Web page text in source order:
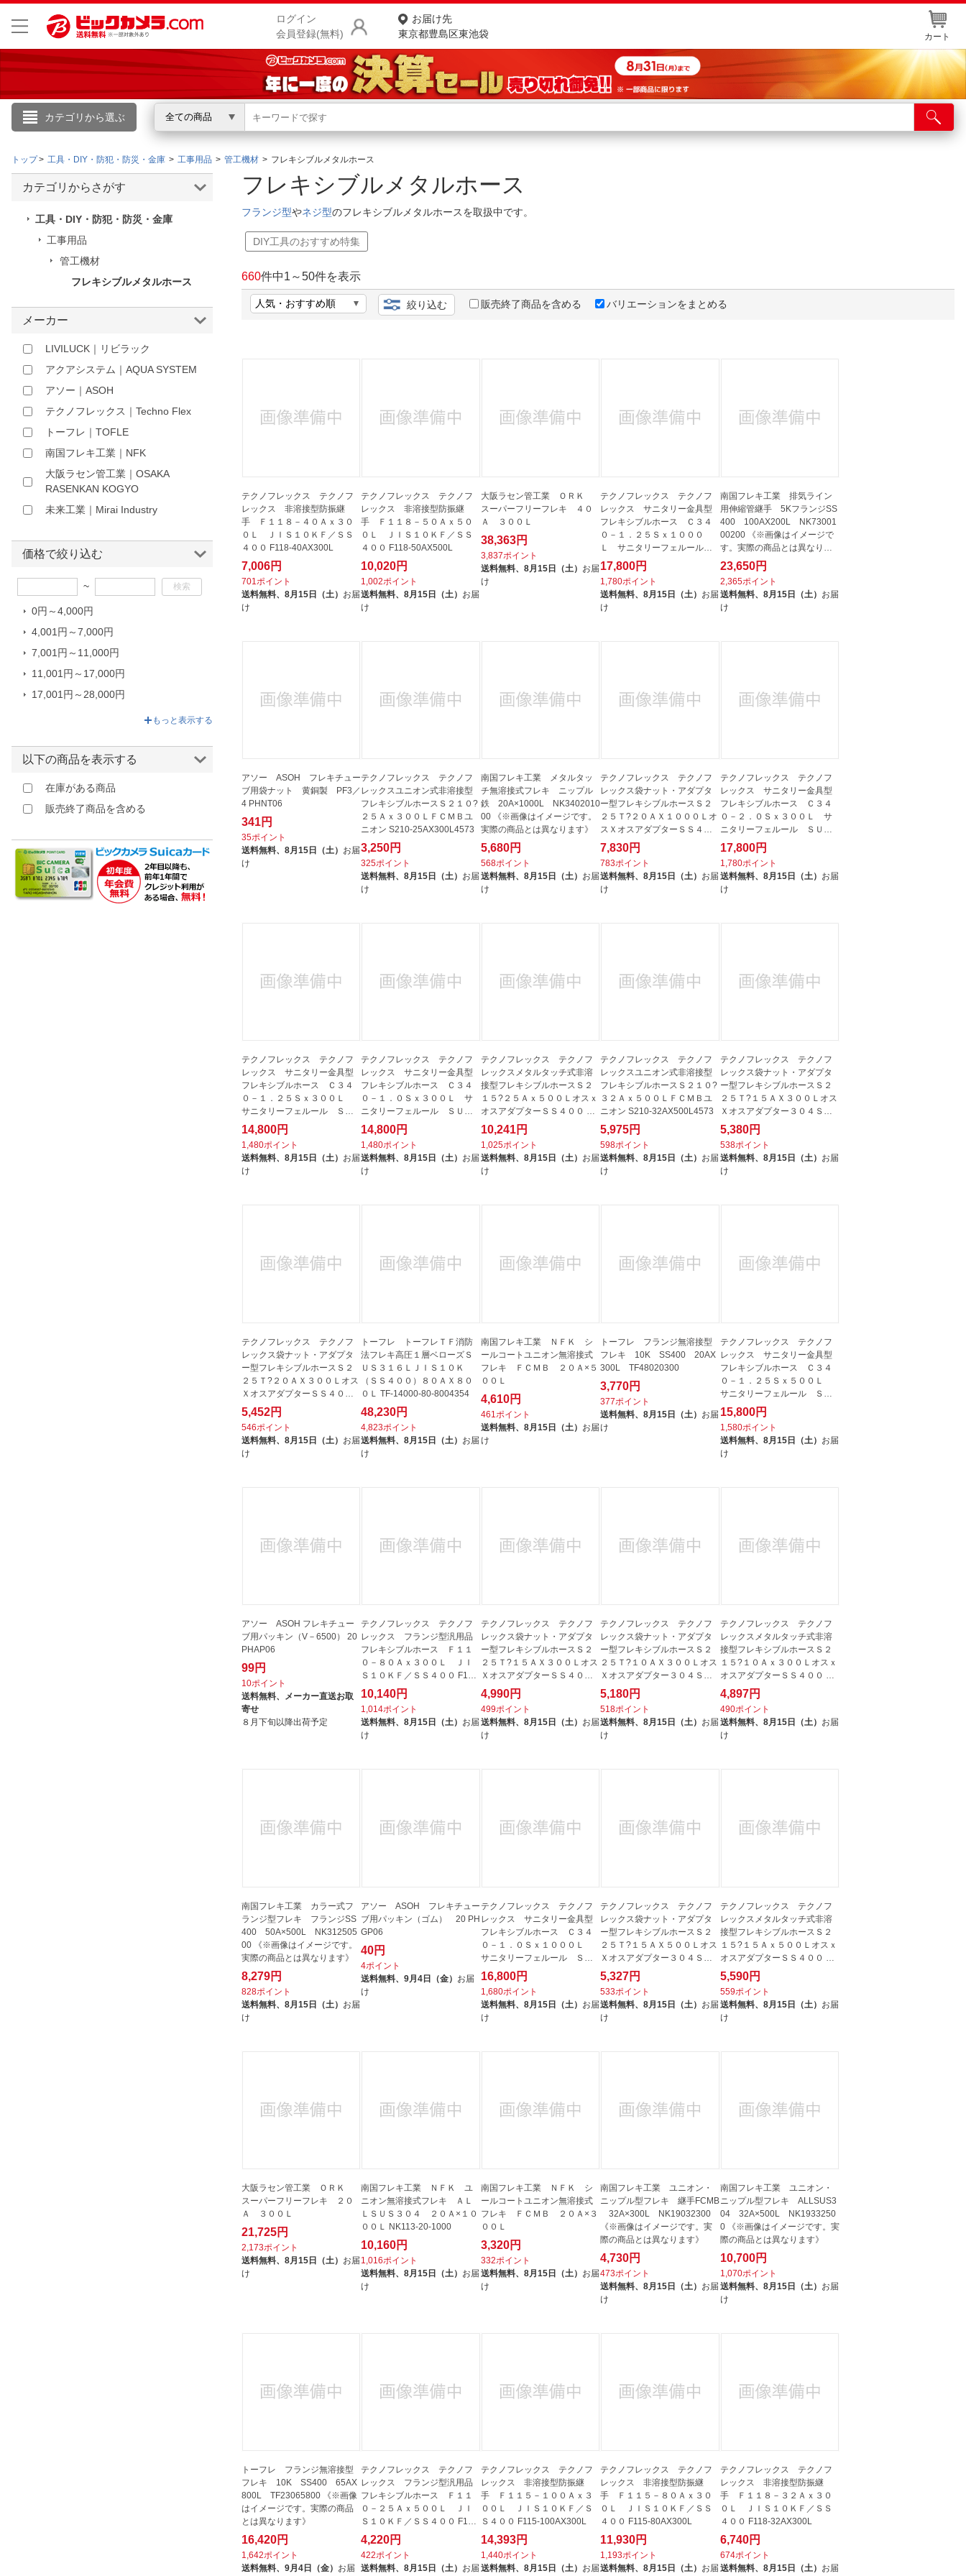
ログイン
会員登録(無料)
お届け先
東京都豊島区東池袋
カート
カテゴリから選ぶ 全ての商品
こんにちは
ログイン
お買いもの履歴
閲覧履歴
お知らせ
カテゴリ一覧からさがす
ご利用ガイド
トップ 工具・DIY・防犯・防災・金庫 工事用品 管工機材 フレキシブルメタルホース
フレキシブルメタルホース
フランジ型やネジ型のフレキシブルメタルホースを取扱中です。
DIY工具のおすすめ特集
660件中1 ～50件を表示
絞り込む 販売終了商品を含める バリエーションをまとめる
テクノフレックス テクノフ
レックス 非溶接型防振継
手 Ｆ１１８－４０Ａｘ３０
０Ｌ ＪＩＳ１０ＫＦ／ＳＳ
４００ F118-40AX300L
7,006円
701ポイント
送料無料、 8月15日（土） お届
け
テクノフレックス テクノフ
レックス 非溶接型防振継
手 Ｆ１１８－５０Ａｘ５０
０Ｌ ＪＩＳ１０ＫＦ／ＳＳ
４００ F118-50AX500L
10,020円
1,002ポイント
送料無料、8月15日（土） お届
け
大阪ラセン管工業 ＯＲＫ
スーパーフリーフレキ ４０
Ａ ３００Ｌ
38,363円
3,837ポイント
送料無料、 8月15日（土） お届
け
テクノフレックス テクノフ
レックス サニタリー金具型
フレキシブルホース Ｃ３４
０－１．２５Ｓｘ１０００
Ｌ サニタリーフェルール
ＳＵＳ３０...
17,800円
1,780ポイント
送料無料、8月15日（土） お届
け
南国フレキ工業 排気ライン
用伸縮管継手 5KフランジSS
400 100AX200L NK73001
00200 《※画像はイメージで
す。実際の商品とは異なりま
す》
23,650円
2,365ポイント
送料無料、 8月15日（土） お届
け
アソー ASOH フレキチュー
ブ用袋ナット 黄銅製 PF3／
4 PHNT06
341円
35ポイント
送料無料、 8月15日（土） お届
け
テクノフレックス テクノフ
レックスユニオン式非溶接型
フレキシブルホースＳ２１０?
２５Ａｘ３００ＬＦＣＭＢユ
ニオン S210-25AX300L4573
3,250円
325ポイント
送料無料、8月15日（土） お届
け
南国フレキ工業 メタルタッ
チ無溶接式フレキ ニップル
鉄 20A×1000L NK3402010
00 《※画像はイメージです。
実際の商品とは異なります》
5,680円
568ポイント
送料無料、 8月15日（土） お届
け
テクノフレックス テクノフ
レックス袋ナット・アダプタ
ー型フレキシブルホースＳ２
２５Ｔ?２０ＡＸ１０００Ｌオ
スＸオスアダプターＳＳ４０
０ S225...
7,830円
783ポイント
送料無料、8月15日（土） お届
け
テクノフレックス テクノフ
レックス サニタリー金具型
フレキシブルホース Ｃ３４
０－２．０Ｓｘ３００Ｌ サ
ニタリーフェルール ＳＵＳ
３０４ C...
17,800円
1,780ポイント
送料無料、 8月15日（土） お届
け
テクノフレックス テクノフ
レックス サニタリー金具型
フレキシブルホース Ｃ３４
０－１．２５Ｓｘ３００Ｌ
サニタリーフェルール ＳＵ
Ｓ３０４...
14,800円
1,480ポイント
送料無料、 8月15日（土） お届
け
テクノフレックス テクノフ
レックス サニタリー金具型
フレキシブルホース Ｃ３４
０－１．０Ｓｘ３００Ｌ サ
ニタリーフェルール ＳＵＳ
３０４ C...
14,800円
1,480ポイント
送料無料、8月15日（土） お届
け
テクノフレックス テクノフ
レックスメタルタッチ式非溶
接型フレキシブルホースＳ２
１５?２５Ａｘ５００Ｌオスｘ
オスアダプターＳＳ４００ S2
15-25A...
10,241円
1,025ポイント
送料無料、 8月15日（土） お届
け
テクノフレックス テクノフ
レックスユニオン式非溶接型
フレキシブルホースＳ２１０?
３２Ａｘ５００ＬＦＣＭＢユ
ニオン S210-32AX500L4573
5,975円
598ポイント
送料無料、8月15日（土） お届
け
テクノフレックス テクノフ
レックス袋ナット・アダプタ
ー型フレキシブルホースＳ２
２５Ｔ?１５ＡＸ３００Ｌオス
Ｘオスアダプター３０４ＳＳ
S225T-...
5,380円
538ポイント
送料無料、 8月15日（土） お届
け
テクノフレックス テクノフ
レックス袋ナット・アダプタ
ー型フレキシブルホースＳ２
２５Ｔ?２０ＡＸ３００Ｌオス
ＸオスアダプターＳＳ４００
S225T-...
5,452円
546ポイント
送料無料、 8月15日（土） お届
け
トーフレ トーフレＴＦ消防
法フレキ高圧１層ベローズＳ
ＵＳ３１６ＬＪＩＳ１０Ｋ
（ＳＳ４００）８０ＡＸ８０
０Ｌ TF-14000-80-8004354
48,230円
4,823ポイント
送料無料、8月15日（土） お届
け
南国フレキ工業 ＮＦＫ シ
ールコートユニオン無溶接式
フレキ ＦＣＭＢ ２０Ａ×５
００Ｌ
4,610円
461ポイント
送料無料、 8月15日（土） お届
け
トーフレ フランジ無溶接型
フレキ 10K SS400 20AX
300L TF48020300
3,770円
377ポイント
送料無料、8月15日（土） お届
け
テクノフレックス テクノフ
レックス サニタリー金具型
フレキシブルホース Ｃ３４
０－１．２５Ｓｘ５００Ｌ
サニタリーフェルール ＳＵ
Ｓ３０４...
15,800円
1,580ポイント
送料無料、 8月15日（土） お届
け
アソー ASOH フレキチュー
ブ用パッキン（V－6500） 20
PHAP06
99円
10ポイント
送料無料、 メーカー直送お取
寄せ
８月下旬以降出荷予定
テクノフレックス テクノフ
レックス フランジ型汎用品
フレキシブルホース Ｆ１１
０－８０Ａｘ３００Ｌ ＪＩ
Ｓ１０ＫＦ／ＳＳ４００ F110-
80AX300L
10,140円
1,014ポイント
送料無料、8月15日（土） お届
け
テクノフレックス テクノフ
レックス袋ナット・アダプタ
ー型フレキシブルホースＳ２
２５Ｔ?１５ＡＸ３００Ｌオス
ＸオスアダプターＳＳ４００
S225T-...
4,990円
499ポイント
送料無料、 8月15日（土） お届
け
テクノフレックス テクノフ
レックス袋ナット・アダプタ
ー型フレキシブルホースＳ２
２５Ｔ?１０ＡＸ３００Ｌオス
Ｘオスアダプター３０４ＳＳ
S225T-...
5,180円
518ポイント
送料無料、8月15日（土） お届
け
テクノフレックス テクノフ
レックスメタルタッチ式非溶
接型フレキシブルホースＳ２
１５?１０Ａｘ３００Ｌオスｘ
オスアダプターＳＳ４００ S2
15-10A...
4,897円
490ポイント
送料無料、 8月15日（土） お届
け
南国フレキ工業 カラー式フ
ランジ型フレキ フランジSS
400 50A×500L NK312505
00 《※画像はイメージです。
実際の商品とは異なります》
8,279円
828ポイント
送料無料、 8月15日（土） お届
け
アソー ASOH フレキチュー
ブ用パッキン（ゴム） 20 PH
GP06
40円
4ポイント
送料無料、9月4日（金） お届
け
テクノフレックス テクノフ
レックス サニタリー金具型
フレキシブルホース Ｃ３４
０－１．０Ｓｘ１０００Ｌ
サニタリーフェルール ＳＵ
Ｓ３０４...
16,800円
1,680ポイント
送料無料、 8月15日（土） お届
け
テクノフレックス テクノフ
レックス袋ナット・アダプタ
ー型フレキシブルホースＳ２
２５Ｔ?１５ＡＸ５００Ｌオス
Ｘオスアダプター３０４ＳＳ
S225T-...
5,327円
533ポイント
送料無料、8月15日（土） お届
け
テクノフレックス テクノフ
レックスメタルタッチ式非溶
接型フレキシブルホースＳ２
１５?１５Ａｘ５００Ｌオスｘ
オスアダプターＳＳ４００ S2
15-15A...
5,590円
559ポイント
送料無料、 8月15日（土） お届
け
大阪ラセン管工業 ＯＲＫ
スーパーフリーフレキ ２０
Ａ ３００Ｌ
21,725円
2,173ポイント
送料無料、 8月15日（土） お届
け
南国フレキ工業 ＮＦＫ ユ
ニオン無溶接式フレキ ＡＬ
ＬＳＵＳ３０４ ２０Ａ×１０
００Ｌ NK113-20-1000
10,160円
1,016ポイント
送料無料、8月15日（土） お届
け
南国フレキ工業 ＮＦＫ シ
ールコートユニオン無溶接式
フレキ ＦＣＭＢ ２０Ａ×３
００Ｌ
3,320円
332ポイント
送料無料、 8月15日（土） お届
け
南国フレキ工業 ユニオン・
ニップル型フレキ 継手FCMB
32A×300L NK19032300
《※画像はイメージです。実
際の商品とは異なります》
4,730円
473ポイント
送料無料、8月15日（土） お届
け
南国フレキ工業 ユニオン・
ニップル型フレキ ALLSUS3
04 32A×500L NK1933250
0 《※画像はイメージです。実
際の商品とは異なります》
10,700円
1,070ポイント
送料無料、 8月15日（土） お届
け
トーフレ フランジ無溶接型
フレキ 10K SS400 65AX
800L TF23065800 《※画像
はイメージです。実際の商品
とは異なります》
16,420円
1,642ポイント
送料無料、 9月4日（金） お届
テクノフレックス テクノフ
レックス フランジ型汎用品
フレキシブルホース Ｆ１１
０－２５Ａｘ５００Ｌ ＪＩ
Ｓ１０ＫＦ／ＳＳ４００ F110-
25AX500L
4,220円
422ポイント
送料無料、8月15日（土） お届
テクノフレックス テクノフ
レックス 非溶接型防振継
手 Ｆ１１５－１００Ａｘ３
００Ｌ ＪＩＳ１０ＫＦ／Ｓ
Ｓ４００ F115-100AX300L
14,393円
1,440ポイント
送料無料、 8月15日（土） お届
テクノフレックス テクノフ
レックス 非溶接型防振継
手 Ｆ１１５－８０Ａｘ３０
０Ｌ ＪＩＳ１０ＫＦ／ＳＳ
４００ F115-80AX300L
11,930円
1,193ポイント
送料無料、8月15日（土） お届
テクノフレックス テクノフ
レックス 非溶接型防振継
手 Ｆ１１８－３２Ａｘ３０
０Ｌ ＪＩＳ１０ＫＦ／ＳＳ
４００ F118-32AX300L
6,740円
674ポイント
送料無料、 8月15日（土） お届
カテゴリからさがす
工具・DIY・防犯・防災・金庫
工事用品
管工機材
フレキシブルメタルホース
メーカー
LIVILUCK｜リビラック
アクアシステム｜AQUA SYSTEM
アソー｜ASOH
テクノフレックス｜Techno Flex
トーフレ｜TOFLE
南国フレキ工業｜NFK
大阪ラセン管工業｜OSAKA
RASENKAN KOGYO
未来工業｜Mirai Industry
価格で絞り込む
~
0円～4,000円
4,001円～7,000円
7,001円～11,000円
11,001円～17,000円
17,001円～28,000円
もっと表示する
以下の商品を表示する
在庫がある商品
販売終了商品を含める